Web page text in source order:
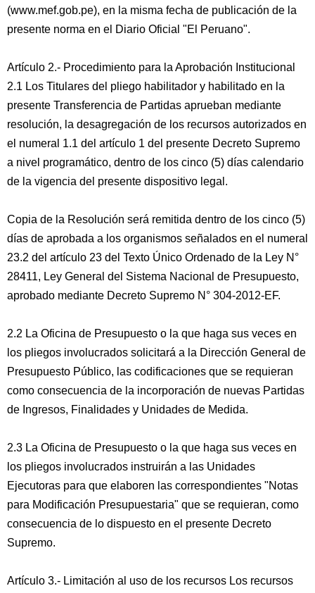
(www.mef.gob.pe), en la misma fecha de publicación de la
presente norma en el Diario Oficial "El Peruano".
Artículo 2.- Procedimiento para la Aprobación Institucional
2.1 Los Titulares del pliego habilitador y habilitado en la
presente Transferencia de Partidas aprueban mediante
resolución, la desagregación de los recursos autorizados en
el numeral 1.1 del artículo 1 del presente Decreto Supremo
a nivel programático, dentro de los cinco (5) días calendario
de la vigencia del presente dispositivo legal.
Copia de la Resolución será remitida dentro de los cinco (5)
días de aprobada a los organismos señalados en el numeral
23.2 del artículo 23 del Texto Único Ordenado de la Ley N°
28411, Ley General del Sistema Nacional de Presupuesto,
aprobado mediante Decreto Supremo N° 304-2012-EF.
2.2 La Oficina de Presupuesto o la que haga sus veces en
los pliegos involucrados solicitará a la Dirección General de
Presupuesto Público, las codificaciones que se requieran
como consecuencia de la incorporación de nuevas Partidas
de Ingresos, Finalidades y Unidades de Medida.
2.3 La Oficina de Presupuesto o la que haga sus veces en
los pliegos involucrados instruirán a las Unidades
Ejecutoras para que elaboren las correspondientes "Notas
para Modificación Presupuestaria" que se requieran, como
consecuencia de lo dispuesto en el presente Decreto
Supremo.
Artículo 3.- Limitación al uso de los recursos Los recursos